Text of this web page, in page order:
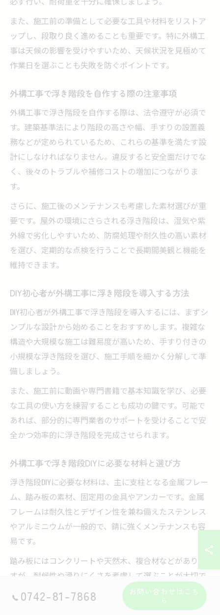
また、施工前の準備として必要な工具や材料をリストア
ップし、段取り良く進めることも重要です。特に外構工
事は天候の影響を受けやすいため、天候状況を見極めて
作業日を選ぶことも失敗を防ぐポイントです。
外構工事で浮き階段を自作する際の注意事項
外構工事で浮き階段を自作する際は、法令遵守が必須で
す。建築基準法により階段の高さや幅、手すりの設置義
務などが定められているため、これらの基準を満たす設
計にしなければなりません。違反すると安全面だけでな
く、後々のトラブルや補修コストの増加につながりま
す。
さらに、施工後のメンテナンスも考慮した素材選びが重
要です。屋外の環境にさらされる浮き階段は、湿気や紫
外線で劣化しやすいため、防腐処理や耐久性の高い素材
を選び、定期的な点検を行うことで長期間美観と機能を
維持できます。
DIY初心者が外構工事に浮き階段を導入する方法
DIY初心者が外構工事で浮き階段を導入するには、まずシ
ンプルな設計から始めることをおすすめします。複雑な
構造や大規模な施工は難易度が高いため、手すり付きの
小規模な浮き階段を選び、施工手順を細かく分解して準
備しましょう。
また、施工前に動画や専門書籍で基本知識を学び、必要
な工具の使い方を練習することも成功の鍵です。可能で
あれば、部分的に専門業者のサポートを受けることで安
全かつ効率的に浮き階段を完成させられます。
外構工事で浮き階段DIYに必要な材料と選び方
浮き階段DIYに必要な材料は、主に支柱となる金属フレー
ム、踏み板の素材、固定用の金具やアンカーです。金属
フレームは耐久性とデザイン性を兼ね備えたステンレス
やアルミニウムが一般的で、錆に強くメンテナンスも容
易です。
踏み板にはコンクリートや天然木、複合材などがありま
すが、耐候性や滑りにくさを考慮して選ぶことが大切で
す。特に屋外での使用を想定する場合、防腐処理が施さ
れた木材や滑り止め加工された素材を選ぶことで安全性
0742-81-7868
お問い合わせはこち
ら